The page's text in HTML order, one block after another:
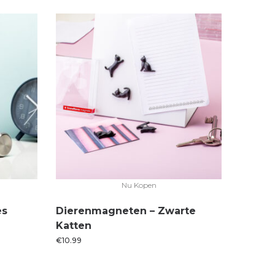
Nu Kopen
Dierenmagneten – Zwarte
Katten
€10.99